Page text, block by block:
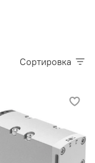
Сортировка